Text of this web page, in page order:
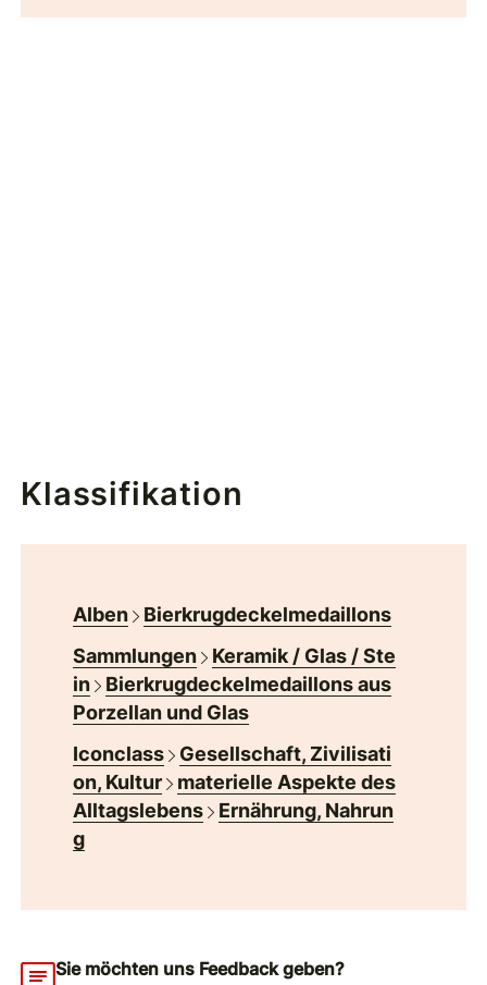
Klassifikation
Alben
Bierkrugdeckelmedaillons
Sammlungen
Keramik / Glas / Ste
in
Bierkrugdeckelmedaillons aus
Porzellan und Glas
Iconclass
Gesellschaft, Zivilisati
on, Kultur
materielle Aspekte des
Alltagslebens
Ernährung, Nahrun
g
Sie möchten uns Feedback geben?